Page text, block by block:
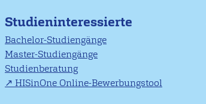
Studieninteressierte
Bachelor-Studiengänge
Master-Studiengänge
Studienberatung
HISinOne Online-Bewerbungstool